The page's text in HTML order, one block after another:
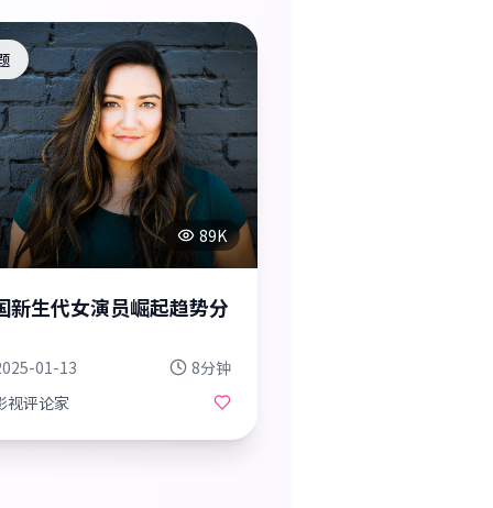
89K
新生代女演员崛起趋势分
01-13
8分钟
视评论家